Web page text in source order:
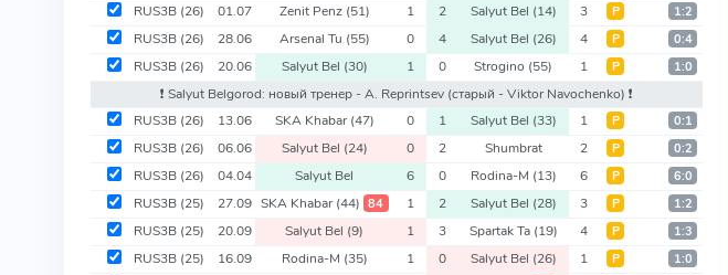
RUS3B (26) 01.07 Zenit Penz (51) 1 2 Salyut Bel (14) 3 Р 1:2
RUS3B (26) 28.06 Arsenal Tu (55) 0 4 Salyut Bel (26) 4 Р 0:4
RUS3B (26) 20.06 Salyut Bel (30) 1 0 Strogino (55) 1 Р 1:0
❗️ Salyut Belgorod: новый тренер - A. Reprintsev (старый - Viktor Navochenko) ❗️
RUS3B (26) 13.06 SKA Khabar(47) 0 1 Salyut Bel (33) 1 Р 0:1
RUS3B (26) 06.06 Salyut Bel (24) 0 2 Shumbrat 2 Р 0:2
RUS3B (26) 04.04 Salyut Bel 6 0 Rodina-M (13) 6 Р 6:0
RUS3B (25) 27.09 SKA Khabar(44) 84 1 2 Salyut Bel (28) 3 Р 1:2
RUS3B (25) 20.09 Salyut Bel (9) 1 3 Spartak Ta (19) 4 Р 1:3
RUS3B (25) 16.09 Rodina-M (35) 1 0 Salyut Bel (26) 1 Р 1:0